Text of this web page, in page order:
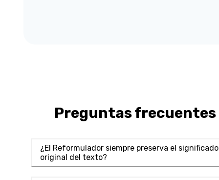
Preguntas frecuentes
¿El Reformulador siempre preserva el significado
original del texto?